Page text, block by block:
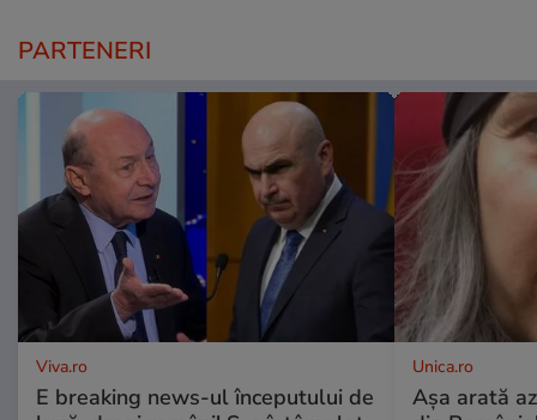
PARTENERI
Viva.ro
E breaking news-ul începutului de
Unica.ro
Așa arată